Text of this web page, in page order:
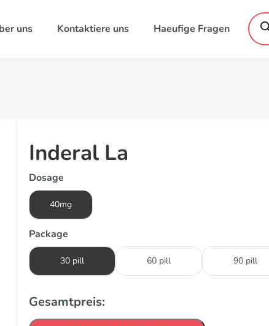
uns Kontaktiere uns Haeufige Fragen search
Inderal La
Dosage
40mg
Package
30 pill 60 pill 90 pill
Gesamtpreis: